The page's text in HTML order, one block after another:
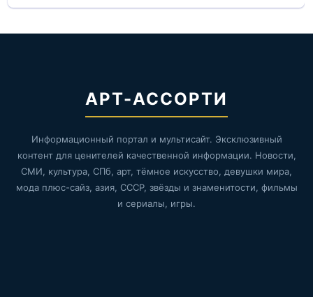
АРТ-АССОРТИ
Информационный портал и мультисайт. Эксклюзивный
контент для ценителей качественной информации. Новости,
СМИ, культура, СПб, арт, тёмное искусство, девушки мира,
мода плюс-сайз, азия, СССР, звёзды и знаменитости, фильмы
и сериалы, игры.